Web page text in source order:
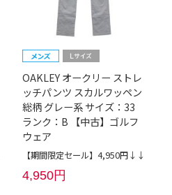
OAKLEY オークリー ストレ
ッチパンツ スカルワッペン
総柄 グレー系 サイズ：33
ランク：B 【中古】ゴルフ
ウェア
【期間限定セール】4,950円↓↓
4,950円